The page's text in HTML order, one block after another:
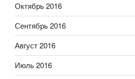
Октябрь 2016
Сентябрь 2016
Август 2016
Июль 2016